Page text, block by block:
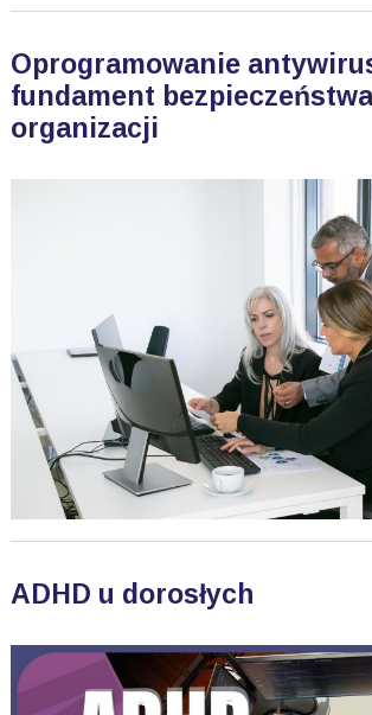
Oprogramowanie
fundament
organizacji
ADHD u dorosłych